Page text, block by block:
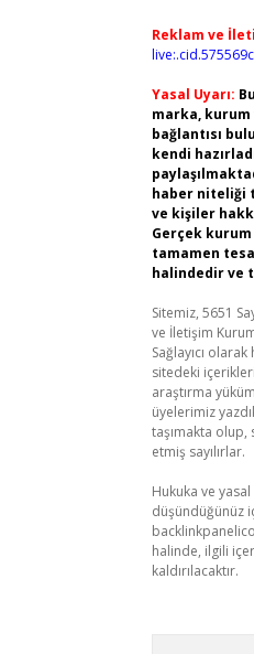
Reklam ve
Yasal Uyarı:
marka,
bağlantısı
kendi
haber niteliği
ve kişiler
Gerçek
tamamen
halindedir ve
Sitemiz, 5651
ve İletişim
Sağlayıcı
sitedeki
araştırma
üyelerimiz
taşımakta
etmiş sayılırlar.
Hukuka ve
düşündüğünüz
halinde, ilgili
kaldırılacaktır.